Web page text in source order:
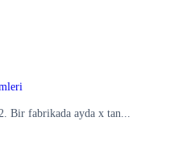
fabrikada ayda x tan...